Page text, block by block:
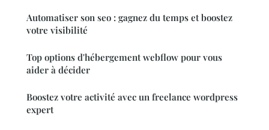
Automatiser son seo : gagnez du temps et boostez
votre visibilité
Top options d'hébergement webflow pour vous
aider à décider
Boostez votre activité avec un freelance wordpress
expert